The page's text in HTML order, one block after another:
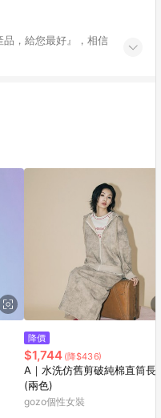
，給您最好』，相信
降價
$1,744 (降$436)
A｜水洗仿舊剪破純棉直筒長裙
(兩色)
gozo個性女裝